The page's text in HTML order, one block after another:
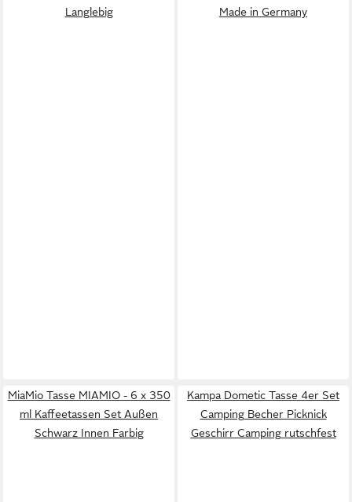
Langlebig
Made in Germany
MiaMio Tasse MIAMIO - 6 x 350
ml Kaffeetassen Set Außen
Schwarz Innen Farbig
Kampa Dometic Tasse 4er Set
Camping Becher Picknick
Geschirr Camping rutschfest